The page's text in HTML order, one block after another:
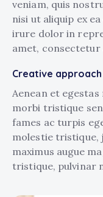
veniam, quis
nisi ut aliquip ex
irure dolor in
amet, consectetur
Creative
Aenean et
morbi tristique
fames ac turpis
molestie tristique,
maximus augue
tristique, pulvinar